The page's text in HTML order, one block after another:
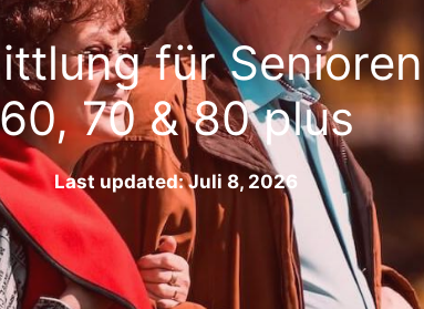
für
70 & 80 plus
Last updated: Juli 8, 2026